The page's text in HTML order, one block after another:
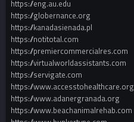
https://eng.au.edu
https://globernance.org
https://kanadasienada.pl
https://notitotal.com
https://premiercommercialres.com
https://virtualworldassistants.com
https://servigate.com
https://www.accesstohealthcare.org
https://www.adanergranada.org
https://www.beachanimalrehab.com